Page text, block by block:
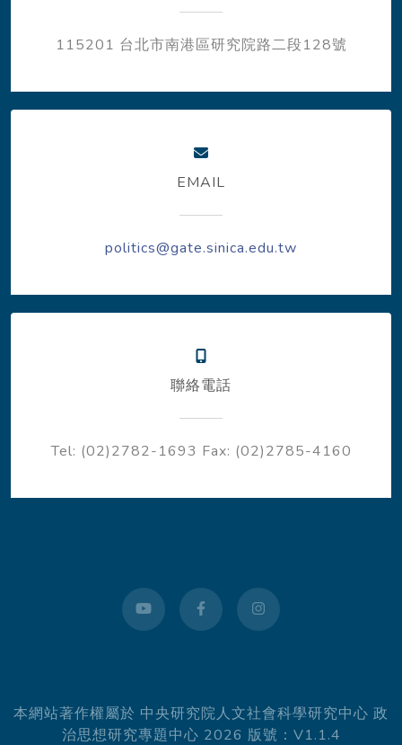
115201 台北市南港區研究院路二段128號
EMAIL
politics@gate.sinica.edu.tw
聯絡電話
Tel: (02)2782-1693 Fax: (02)2785-4160
youtube facebookinstagram
本網站著作權屬於 中央研究院人文社會科學研究中心 政
治思想研究專題中心 2026 版號：V1.1.4